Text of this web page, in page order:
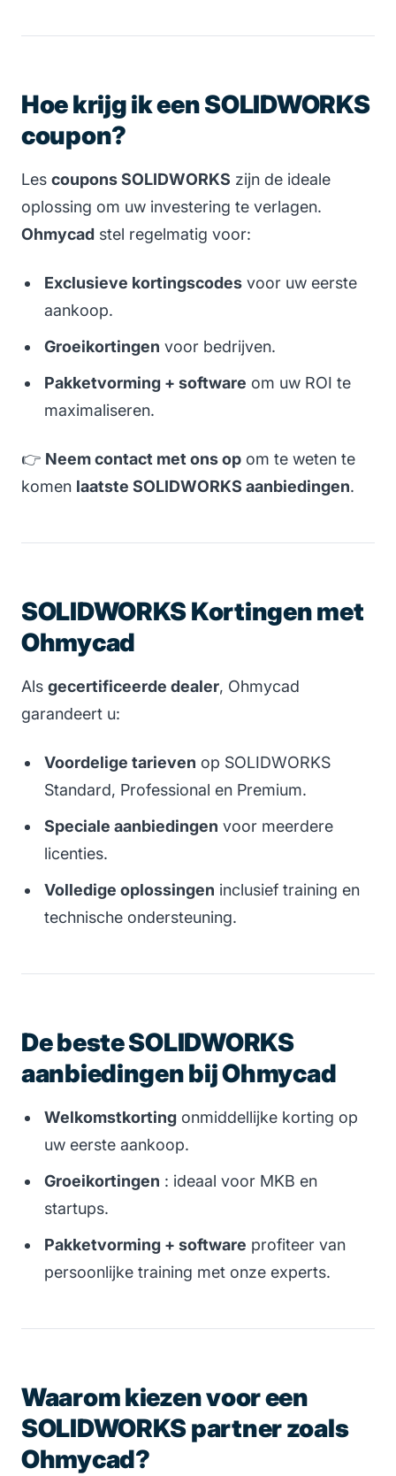
Hoe krijg ik een SOLIDWORKS
coupon?
Les coupons SOLIDWORKS zijn de ideale
oplossing om uw investering te verlagen.
Ohmycad stel regelmatig voor:
Exclusieve kortingscodes voor uw eerste
aankoop.
Groeikortingen voor bedrijven.
Pakketvorming + software om uw ROI te
maximaliseren.
👉 Neem contact met ons op om te weten te
komen laatste SOLIDWORKS aanbiedingen.
SOLIDWORKS Kortingen met
Ohmycad
Als gecertificeerde dealer, Ohmycad
garandeert u:
Voordelige tarieven op SOLIDWORKS
Standard, Professional en Premium.
Speciale aanbiedingen voor meerdere
licenties.
Volledige oplossingen inclusief training en
technische ondersteuning.
De beste SOLIDWORKS
aanbiedingen bij Ohmycad
Welkomstkorting onmiddellijke korting op
uw eerste aankoop.
Groeikortingen : ideaal voor MKB en
startups.
Pakketvorming + software profiteer van
persoonlijke training met onze experts.
Waarom kiezen voor een
SOLIDWORKS partner zoals
Ohmycad?